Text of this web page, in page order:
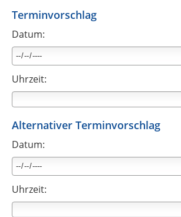
Terminvorschlag
Datum:
Uhrzeit:
Alternativer Terminvorschlag
Datum:
Uhrzeit: